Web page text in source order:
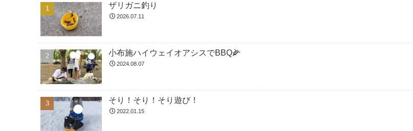
ザリガニ釣り
2026.07.11
小布施ハイウェイオアシスでBBQ🌽
2024.08.07
そり！そり！そり遊び！
2022.01.15